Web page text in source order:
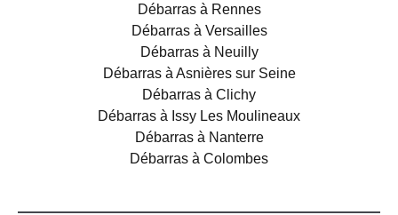
Débarras à Rennes
Débarras à Versailles
Débarras à Neuilly
Débarras à Asnières sur Seine
Débarras à Clichy
Débarras à Issy Les Moulineaux
Débarras à Nanterre
Débarras à Colombes